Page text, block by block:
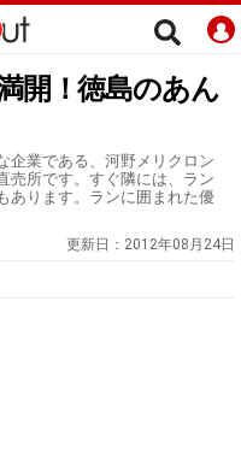
開！徳島のあん
企業である、河野メリクロン
売所です。すぐ隣には、ラン
あります。ランに囲まれた優
更新日： 2012年08月24日